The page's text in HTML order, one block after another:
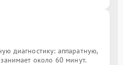
диагностику: аппаратную,
около 60 минут.